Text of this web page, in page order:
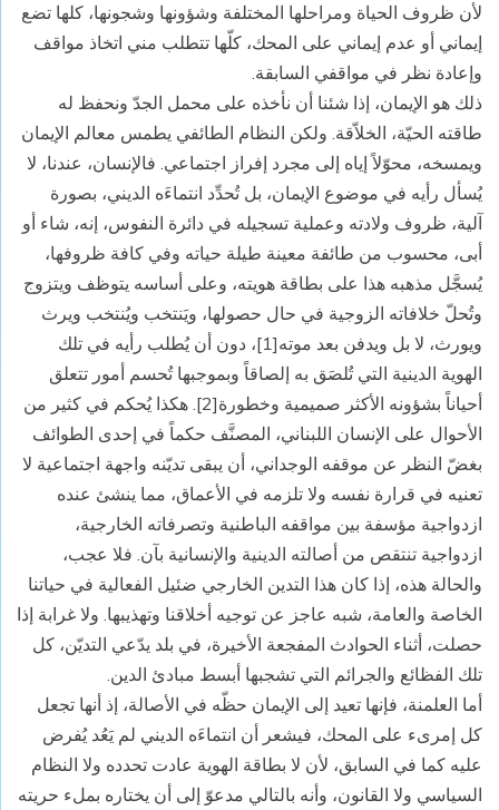
لأن ظروف الحياة ومراحلها المختلفة وشؤونها وشجونها، كلها تضع
إيماني أو عدم إيماني على المحك، كلّها تتطلب مني اتخاذ مواقف
وإعادة نظر في مواقفي السابقة.
ذلك هو الإيمان، إذا شئنا أن نأخذه على محمل الجدّ ونحفظ له
طاقته الحيّة، الخلاّقة. ولكن النظام الطائفي يطمس معالم الإيمان
ويمسخه، محوّلاً إياه إلى مجرد إفراز اجتماعي. فالإنسان، عندنا، لا
يُسأل رأيه في موضوع الإيمان، بل تُحدِّد انتماءَه الديني، بصورة
آلية، ظروف ولادته وعملية تسجيله في دائرة النفوس، إنه، شاء أو
أبى، محسوب من طائفة معينة طيلة حياته وفي كافة ظروفها،
يُسجَّل مذهبه هذا على بطاقة هويته، وعلى أساسه يتوظف ويتزوج
وتُحلّ خلافاته الزوجية في حال حصولها، ويَنتخب ويُنتخب ويرث
ويورث، لا بل ويدفن بعد موته[1]، دون أن يُطلب رأيه في تلك
الهوية الدينية التي تُلصَق به إلصاقاً وبموجبها تُحسم أمور تتعلق
أحياناً بشؤونه الأكثر صميمية وخطورة[2]. هكذا يُحكم في كثير من
الأحوال على الإنسان اللبناني، المصنَّف حكماً في إحدى الطوائف
بغضّ النظر عن موقفه الوجداني، أن يبقى تديّنه واجهة اجتماعية لا
تعنيه في قرارة نفسه ولا تلزمه في الأعماق، مما ينشئ عنده
ازدواجية مؤسفة بين مواقفه الباطنية وتصرفاته الخارجية،
ازدواجية تنتقص من أصالته الدينية والإنسانية بآن. فلا عجب،
والحالة هذه، إذا كان هذا التدين الخارجي ضئيل الفعالية في حياتنا
الخاصة والعامة، شبه عاجز عن توجيه أخلاقنا وتهذيبها. ولا غرابة إذا
حصلت، أثناء الحوادث المفجعة الأخيرة، في بلد يدّعي التديّن، كل
تلك الفظائع والجرائم التي تشجبها أبسط مبادئ الدين.
أما العلمنة، فإنها تعيد إلى الإيمان حظّه في الأصالة، إذ أنها تجعل
كل إمرىء على المحك، فيشعر أن انتماءَه الديني لم يَعُد يُفرض
عليه كما في السابق، لأن لا بطاقة الهوية عادت تحدده ولا النظام
السياسي ولا القانون، وأنه بالتالي مدعوّ إلى أن يختاره بملء حريته